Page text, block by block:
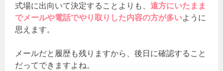
式場に出向いて決定することよりも、遠方にいたまま
でメールや電話でやり取りした内容の方が多いように
思えます。
メールだと履歴も残りますから、後日に確認すること
だってできますよね。